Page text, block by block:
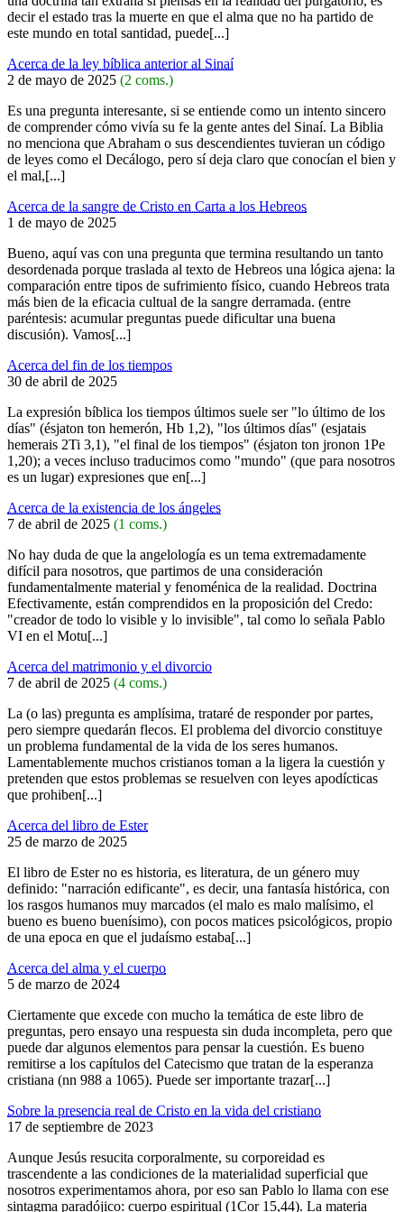
decir el estado tras la muerte en que el alma que no ha partido de
este mundo en total santidad, puede[...]
Acerca de la ley bíblica anterior al Sinaí
2 de mayo de 2025 (2 coms.)
Es una pregunta interesante, si se entiende como un intento sincero
de comprender cómo vivía su fe la gente antes del Sinaí. La Biblia
no menciona que Abraham o sus descendientes tuvieran un código
de leyes como el Decálogo, pero sí deja claro que conocían el bien y
el mal,[...]
Acerca de la sangre de Cristo en Carta a los Hebreos
1 de mayo de 2025
Bueno, aquí vas con una pregunta que termina resultando un tanto
desordenada porque traslada al texto de Hebreos una lógica ajena: la
comparación entre tipos de sufrimiento físico, cuando Hebreos trata
más bien de la eficacia cultual de la sangre derramada. (entre
paréntesis: acumular preguntas puede dificultar una buena
discusión). Vamos[...]
Acerca del fin de los tiempos
30 de abril de 2025
La expresión bíblica los tiempos últimos suele ser "lo último de los
días" (ésjaton ton hemerón, Hb 1,2), "los últimos días" (esjatais
hemerais 2Ti 3,1), "el final de los tiempos" (ésjaton ton jronon 1Pe
1,20); a veces incluso traducimos como "mundo" (que para nosotros
es un lugar) expresiones que en[...]
Acerca de la existencia de los ángeles
7 de abril de 2025 (1 coms.)
No hay duda de que la angelología es un tema extremadamente
difícil para nosotros, que partimos de una consideración
fundamentalmente material y fenoménica de la realidad. Doctrina
Efectivamente, están comprendidos en la proposición del Credo:
"creador de todo lo visible y lo invisible", tal como lo señala Pablo
VI en el Motu[...]
Acerca del matrimonio y el divorcio
7 de abril de 2025 (4 coms.)
La (o las) pregunta es amplísima, trataré de responder por partes,
pero siempre quedarán flecos. El problema del divorcio constituye
un problema fundamental de la vida de los seres humanos.
Lamentablemente muchos cristianos toman a la ligera la cuestión y
pretenden que estos problemas se resuelven con leyes apodícticas
que prohiben[...]
Acerca del libro de Ester
25 de marzo de 2025
El libro de Ester no es historia, es literatura, de un género muy
definido: "narración edificante", es decir, una fantasía histórica, con
los rasgos humanos muy marcados (el malo es malo malísimo, el
bueno es bueno buenísimo), con pocos matices psicológicos, propio
de una epoca en que el judaísmo estaba[...]
Acerca del alma y el cuerpo
5 de marzo de 2024
Ciertamente que excede con mucho la temática de este libro de
preguntas, pero ensayo una respuesta sin duda incompleta, pero que
puede dar algunos elementos para pensar la cuestión. Es bueno
remitirse a los capítulos del Catecismo que tratan de la esperanza
cristiana (nn 988 a 1065). Puede ser importante trazar[...]
Sobre la presencia real de Cristo en la vida del cristiano
17 de septiembre de 2023
Aunque Jesús resucita corporalmente, su corporeidad es
trascendente a las condiciones de la materialidad superficial que
nosotros experimentamos ahora, por eso san Pablo lo llama con ese
sintagma paradójico: cuerpo espiritual (1Cor 15,44). La materia